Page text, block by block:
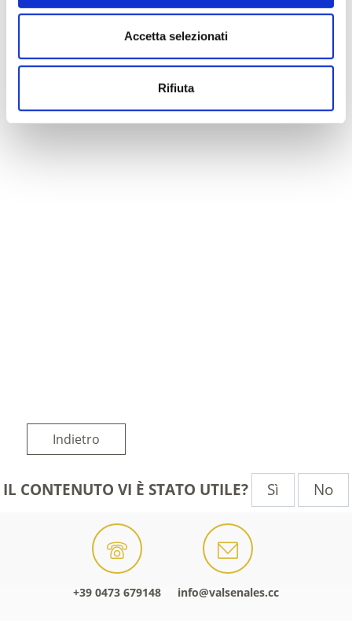
Accetta selezionati
Rifiuta
Indietro
IL CONTENUTO VI È STATO UTILE? Sì No
+39 0473 679148 info@valsenales.cc